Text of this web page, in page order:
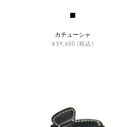
カチューシャ
¥39,600 (税込)